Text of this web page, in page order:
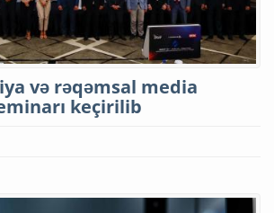
və rəqəmsal media
keçirilib